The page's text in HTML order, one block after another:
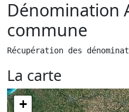
Dénomination
commune
Récupération des
La carte
+